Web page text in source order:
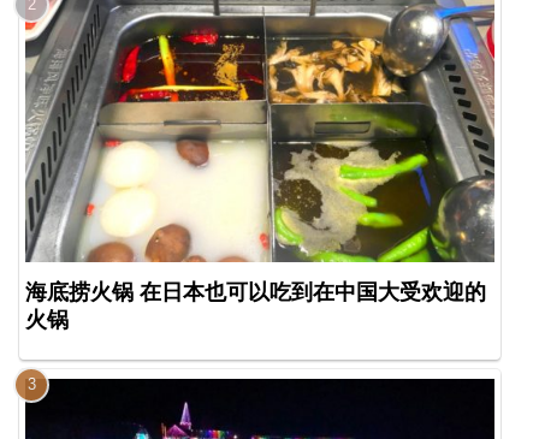
海底捞火锅 在日本也可以吃到在中国大受欢迎的
火锅